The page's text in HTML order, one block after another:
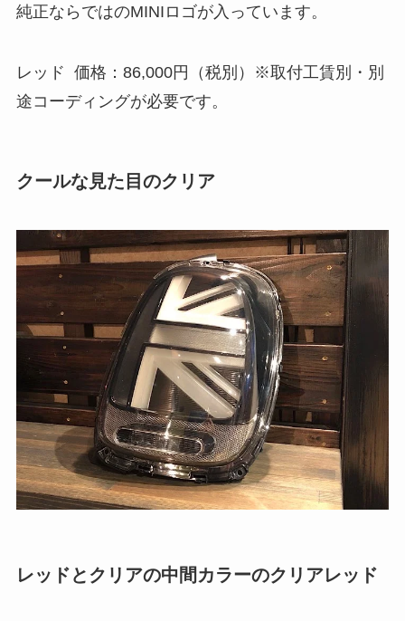
純正ならではのMINIロゴが入っています。
レッド 価格：86,000円（税別）※取付工賃別・別
途コーディングが必要です。
クールな見た目のクリア
レッドとクリアの中間カラーのクリアレッド